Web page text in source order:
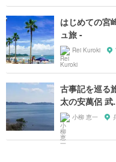
はじめての宮
ュ旅 -
Rei Kuroki
古事記を巡る
太の安萬侶 武
小柳 恵一